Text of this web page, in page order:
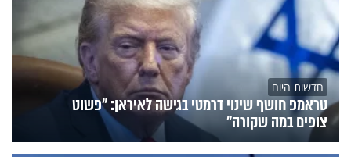
חדשות היום
טראמפ חושף שינוי דרמטי בגישה לאיראן: "פשוט
צופים במה שקורה"